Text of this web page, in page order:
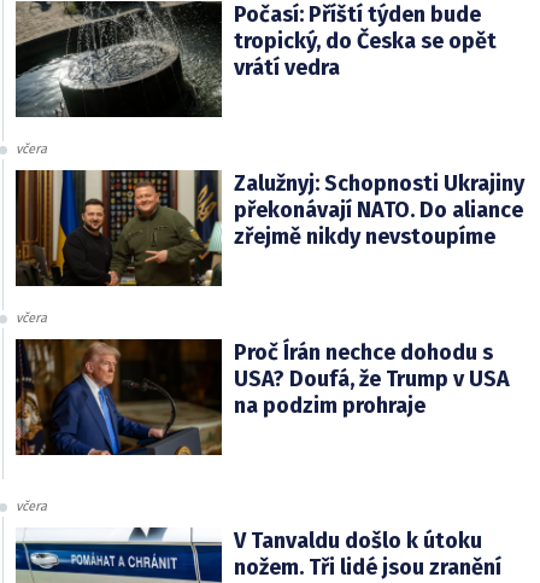
Počasí: Příští týden bude
tropický, do Česka se opět
vrátí vedra
včera
Zalužnyj: Schopnosti Ukrajiny
překonávají NATO. Do aliance
zřejmě nikdy nevstoupíme
včera
Proč Írán nechce dohodu s
USA? Doufá, že Trump v USA
na podzim prohraje
včera
V Tanvaldu došlo k útoku
nožem. Tři lidé jsou zranění